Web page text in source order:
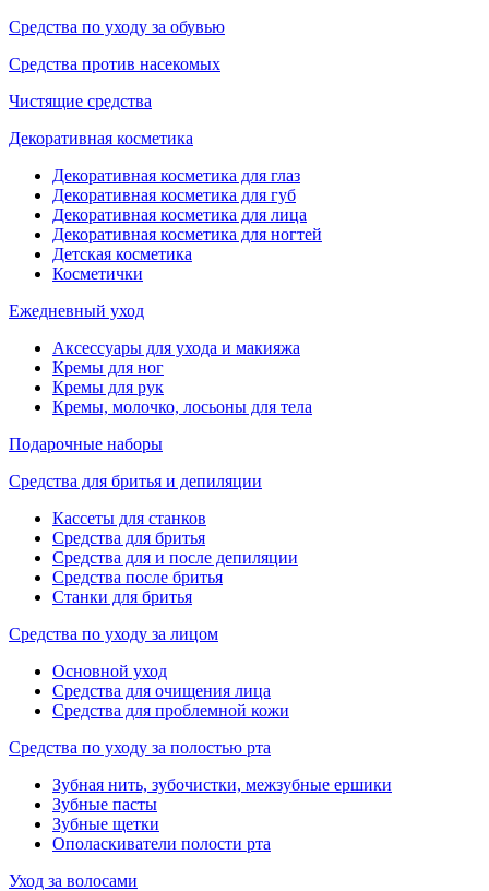
Средства по уходу за обувью
Средства против насекомых
Чистящие средства
Декоративная косметика
Декоративная косметика для глаз
Декоративная косметика для губ
Декоративная косметика для лица
Декоративная косметика для ногтей
Детская косметика
Косметички
Ежедневный уход
Аксессуары для ухода и макияжа
Кремы для ног
Кремы для рук
Кремы, молочко, лосьоны для тела
Подарочные наборы
Средства для бритья и депиляции
Кассеты для станков
Средства для бритья
Средства для и после депиляции
Средства после бритья
Станки для бритья
Средства по уходу за лицом
Основной уход
Средства для очищения лица
Средства для проблемной кожи
Средства по уходу за полостью рта
Зубная нить, зубочистки, межзубные ершики
Зубные пасты
Зубные щетки
Ополаскиватели полости рта
Уход за волосами